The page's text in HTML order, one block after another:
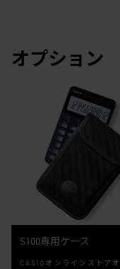
オプション
S100専用ケース
CASIOオンラインストア